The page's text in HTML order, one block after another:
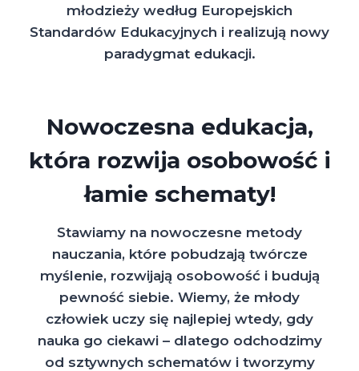
młodzieży według Europejskich
Standardów Edukacyjnych i realizują nowy
paradygmat edukacji.
Nowoczesna edukacja,
która rozwija osobowość i
łamie schematy!
Stawiamy na nowoczesne metody
nauczania, które pobudzają twórcze
myślenie, rozwijają osobowość i budują
pewność siebie. Wiemy, że młody
człowiek uczy się najlepiej wtedy, gdy
nauka go ciekawi – dlatego odchodzimy
od sztywnych schematów i tworzymy